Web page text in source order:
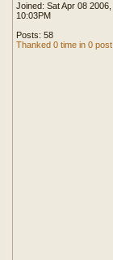
Joined: Sat Apr 08 2006,
10:03PM
Posts: 58
Thanked 0 time in 0 post